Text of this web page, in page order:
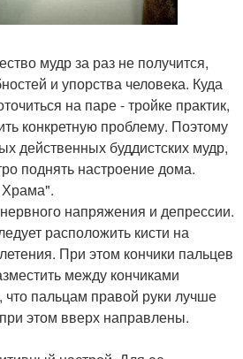
мудр за раз не получится,
и упорства человека. Куда
на паре - тройке практик,
конкретную проблему. Поэтому
действенных буддистских мудр,
поднять настроение дома.
напряжения и депрессии.
расположить кисти на
При этом кончики пальцев
между кончиками
что пальцам правой руки лучше
этом вверх направлены.